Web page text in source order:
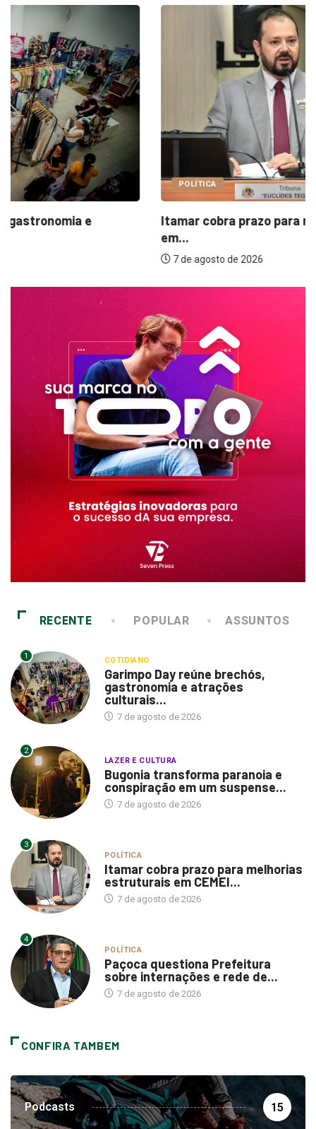
POLÍTICA
Itamar cobra prazo para melhorias estruturais
RECENTE POPULAR ASSUNTOS
1 COTIDIANO
Garimpo Day reúne brechós,
gastronomia e atrações
culturais...
7 de agosto de 2026
2
LAZER E CULTURA
Bugonia transforma paranoia e
conspiração em um suspense...
7 de agosto de 2026
3
POLÍTICA
Itamar cobra prazo para melhorias
estruturais em CEMEI...
7 de agosto de 2026
4
POLÍTICA
Paçoca questiona Prefeitura
sobre internações e rede de...
7 de agosto de 2026
CONFIRA TAMBEM
Podcasts 15